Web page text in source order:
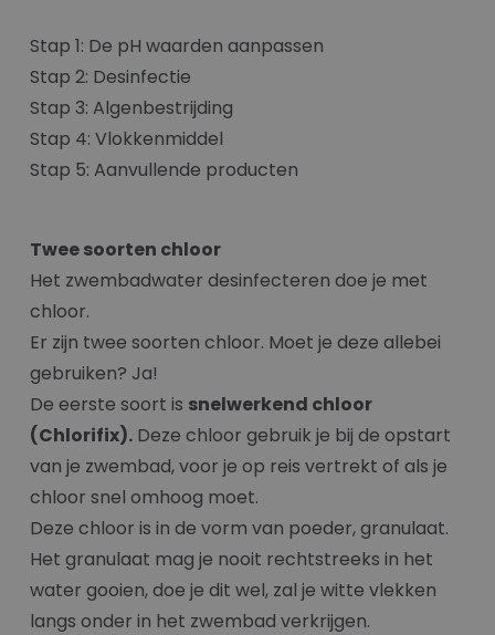
Stap 1: De pH waarden aanpassen
Stap 2: Desinfectie
Stap 3: Algenbestrijding
Stap 4: Vlokkenmiddel
Stap 5: Aanvullende producten
Twee soorten chloor
Het zwembadwater desinfecteren doe je met
chloor.
Er zijn twee soorten chloor. Moet je deze allebei
gebruiken? Ja!
De eerste soort is snelwerkend chloor
(Chlorifix). Deze chloor gebruik je bij de opstart
van je zwembad, voor je op reis vertrekt of als je
chloor snel omhoog moet.
Deze chloor is in de vorm van poeder, granulaat.
Het granulaat mag je nooit rechtstreeks in het
water gooien, doe je dit wel, zal je witte vlekken
langs onder in het zwembad verkrijgen.